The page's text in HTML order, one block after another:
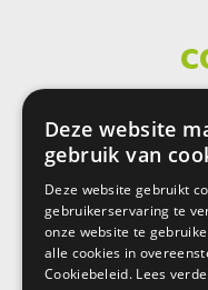
Sint
tel.:
e-mail:
Deze website
gebruik van
Deze website gebruikt
gebruikerservaring te
onze website te
alle cookies in
Cookiebeleid. Lees